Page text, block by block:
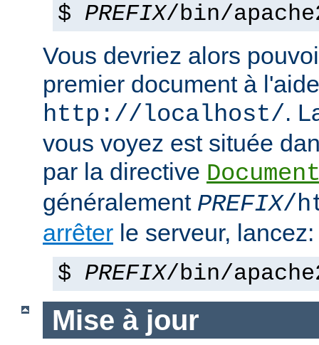
$ PREFIX/bin/
Vous devriez alors
premier document à
http://localhost/.
vous voyez est située
par la directive
généralement PREFIX/
arrêter le serveur, lancez:
$ PREFIX/bin/
Mise à jour